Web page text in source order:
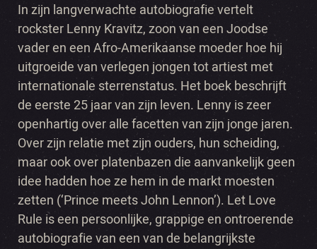
In zijn langverwachte autobiografie vertelt
rockster Lenny Kravitz, zoon van een Joodse
vader en een Afro-Amerikaanse moeder hoe hij
uitgroeide van verlegen jongen tot artiest met
internationale sterrenstatus. Het boek beschrijft
de eerste 25 jaar van zijn leven. Lenny is zeer
openhartig over alle facetten van zijn jonge jaren.
Over zijn relatie met zijn ouders, hun scheiding,
maar ook over platenbazen die aanvankelijk geen
idee hadden hoe ze hem in de markt moesten
zetten (‘Prince meets John Lennon’). Let Love
Rule is een persoonlijke, grappige en ontroerende
autobiografie van een van de belangrijkste